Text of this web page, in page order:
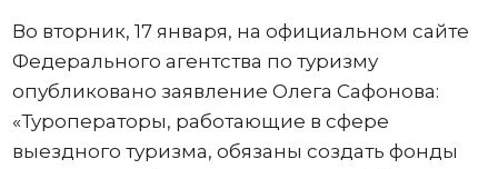
Во вторник, 17 января, на официальном сайте
Федерального агентства по туризму
опубликовано заявление Олега Сафонова:
«Туроператоры, работающие в сфере
выездного туризма, обязаны создать фонды